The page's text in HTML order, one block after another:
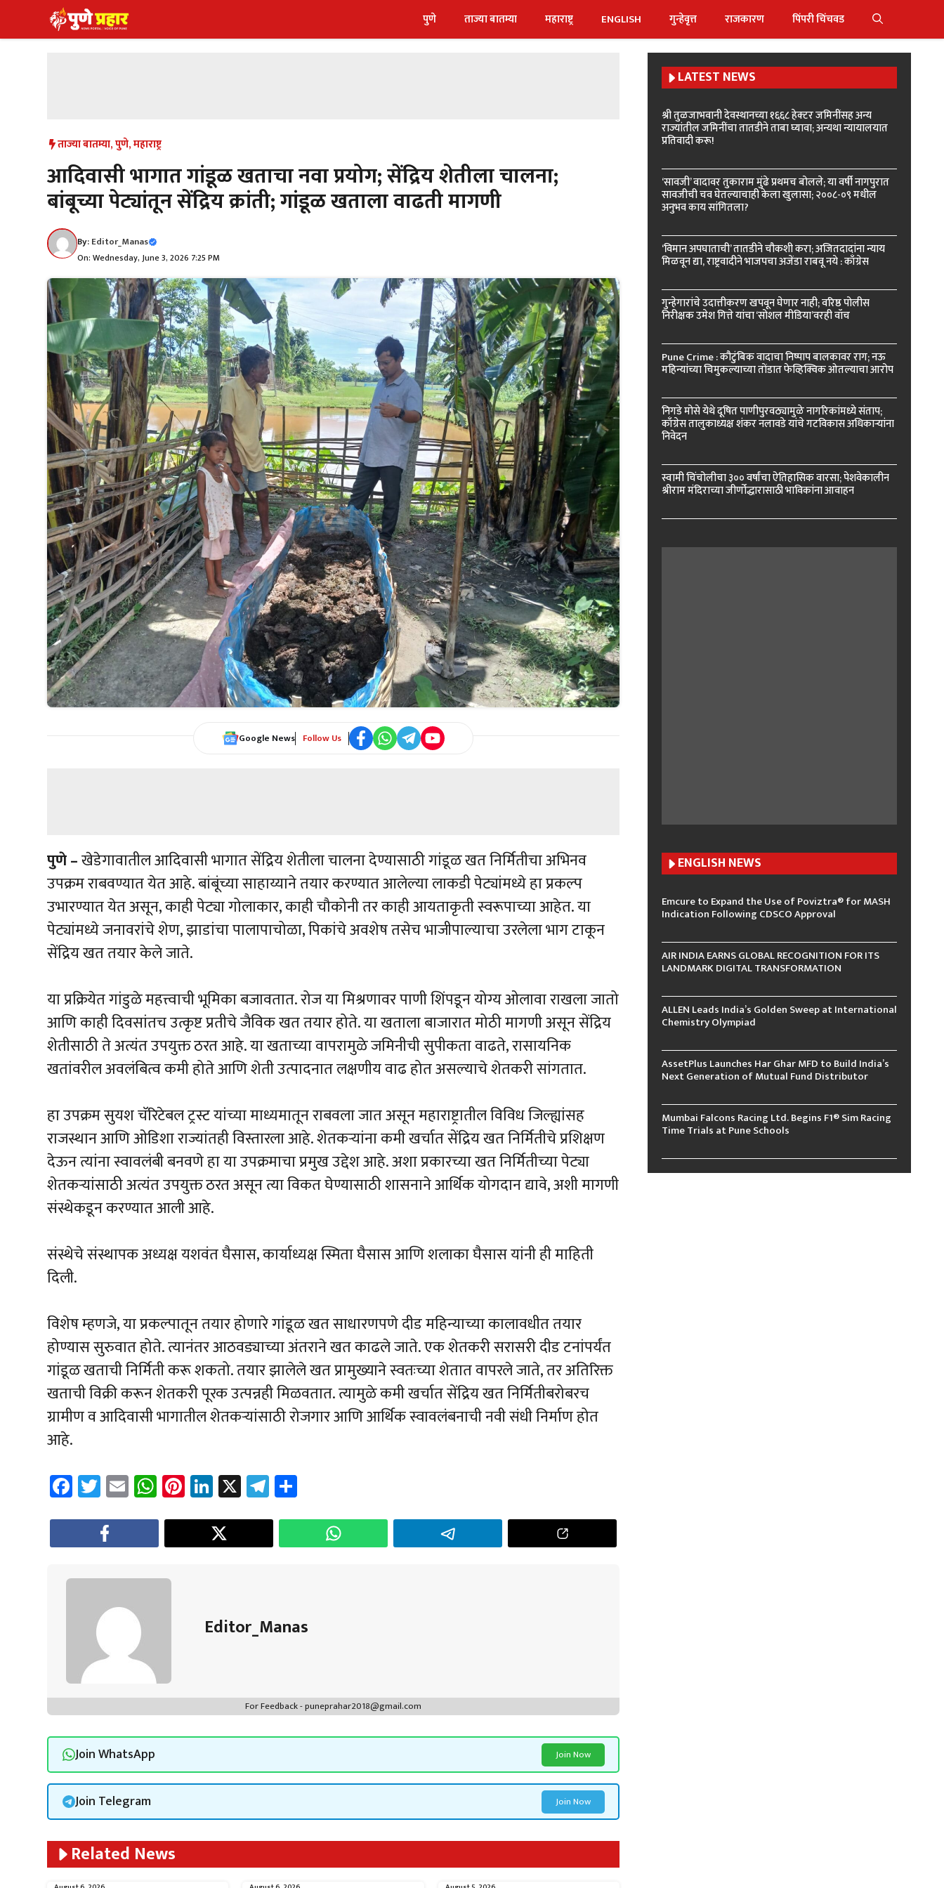
to
पुणे ताज्या बातम्या महाराष्ट्र ENGLISH गुन्हेवृत्त राजकारण पिंपरी चिंचवड
ताज्या बातम्या,पुणे,महाराष्ट्र
आदिवासी भागात गांडूळ खताचा नवा प्रयोग; सेंद्रिय शेतीला चालना;
बांबूच्या पेट्यांतून सेंद्रिय क्रांती; गांडूळ खताला वाढती मागणी
By:Editor_Manas
On: Wednesday, June 3, 2026 7:25 PM
Google News Follow Us
पुणे –खेडेगावातील आदिवासी भागात सेंद्रिय शेतीला चालना देण्यासाठी गांडूळ खत निर्मितीचा अभिनव
उपक्रम राबवण्यात येत आहे. बांबूंच्या साहाय्याने तयार करण्यात आलेल्या लाकडी पेट्यांमध्ये हा प्रकल्प
उभारण्यात येत असून, काही पेट्या गोलाकार, काही चौकोनी तर काही आयताकृती स्वरूपाच्या आहेत. या
पेट्यांमध्ये जनावरांचे शेण, झाडांचा पालापाचोळा, पिकांचे अवशेष तसेच भाजीपाल्याचा उरलेला भाग टाकून
सेंद्रिय खत तयार केले जाते.
या प्रक्रियेत गांडुळे महत्त्वाची भूमिका बजावतात. रोज या मिश्रणावर पाणी शिंपडून योग्य ओलावा राखला जातो
आणि काही दिवसांतच उत्कृष्ट प्रतीचे जैविक खत तयार होते. या खताला बाजारात मोठी मागणी असून सेंद्रिय
शेतीसाठी ते अत्यंत उपयुक्त ठरत आहे. या खताच्या वापरामुळे जमिनीची सुपीकता वाढते, रासायनिक
खतांवरील अवलंबित्व कमी होते आणि शेती उत्पादनात लक्षणीय वाढ होत असल्याचे शेतकरी सांगतात.
हा उपक्रम सुयश चॅरिटेबल ट्रस्ट यांच्या माध्यमातून राबवला जात असून महाराष्ट्रातील विविध जिल्ह्यांसह
राजस्थान आणि ओडिशा राज्यांतही विस्तारला आहे. शेतकऱ्यांना कमी खर्चात सेंद्रिय खत निर्मितीचे प्रशिक्षण
देऊन त्यांना स्वावलंबी बनवणे हा या उपक्रमाचा प्रमुख उद्देश आहे. अशा प्रकारच्या खत निर्मितीच्या पेट्या
शेतकऱ्यांसाठी अत्यंत उपयुक्त ठरत असून त्या विकत घेण्यासाठी शासनाने आर्थिक योगदान द्यावे, अशी मागणी
संस्थेकडून करण्यात आली आहे.
संस्थेचे संस्थापक अध्यक्ष यशवंत घैसास, कार्याध्यक्ष स्मिता घैसास आणि शलाका घैसास यांनी ही माहिती
दिली.
विशेष म्हणजे, या प्रकल्पातून तयार होणारे गांडूळ खत साधारणपणे दीड महिन्याच्या कालावधीत तयार
होण्यास सुरुवात होते. त्यानंतर आठवड्याच्या अंतराने खत काढले जाते. एक शेतकरी सरासरी दीड टनांपर्यंत
गांडूळ खताची निर्मिती करू शकतो. तयार झालेले खत प्रामुख्याने स्वतःच्या शेतात वापरले जाते, तर अतिरिक्त
खताची विक्री करून शेतकरी पूरक उत्पन्नही मिळवतात. त्यामुळे कमी खर्चात सेंद्रिय खत निर्मितीबरोबरच
ग्रामीण व आदिवासी भागातील शेतकऱ्यांसाठी रोजगार आणि आर्थिक स्वावलंबनाची नवी संधी निर्माण होत
आहे.
Fa
ce
b
o
ok
T
wi
tt
er
E
m
ail
W
h
at
sA
p
Pi
nt
er
es
Li
nk
e
dI
X Te
le
gr
a
e
Editor_Manas
For Feedback - puneprahar2018@gmail.com
Join WhatsApp Join Now
Join Telegram Join Now
Related News
LATEST NEWS
श्री तुळजाभवानी देवस्थानच्या १६६८ हेक्टर जमिनींसह अन्य
राज्यांतील जमिनींचा तातडीने ताबा घ्यावा; अन्यथा न्यायालयात
प्रतिवादी करू!
‘सावजी’ वादावर तुकाराम मुंढे प्रथमच बोलले; या वर्षी नागपुरात
सावजीची चव घेतल्याचाही केला खुलासा; २००८-०९ मधील
अनुभव काय सांगितला?
‘विमान अपघाताची’ तातडीने चौकशी करा; अजितदादांना न्याय
मिळवून द्या, राष्ट्रवादीने भाजपचा अजेंडा राबवू नये : काँग्रेस
गुन्हेगारांचे उदात्तीकरण खपवून घेणार नाही; वरिष्ठ पोलीस
निरीक्षक उमेश गित्ते यांचा ‘सोशल मीडिया’वरही वॉच
Pune Crime : कौटुंबिक वादाचा निष्पाप बालकावर राग; नऊ
महिन्यांच्या चिमुकल्याच्या तोंडात फेव्हिक्विक ओतल्याचा आरोप
निगडे मोसे येथे दूषित पाणीपुरवठ्यामुळे नागरिकांमध्ये संताप;
काँग्रेस तालुकाध्यक्ष शंकर नलावडे यांचे गटविकास अधिकाऱ्यांना
निवेदन
स्वामी चिंचोलीचा ३०० वर्षांचा ऐतिहासिक वारसा; पेशवेकालीन
श्रीराम मंदिराच्या जीर्णोद्धारासाठी भाविकांना आवाहन
ENGLISH NEWS
Emcure to Expand the Use of Poviztra® for MASH
Indication Following CDSCO Approval
AIR INDIA EARNS GLOBAL RECOGNITION FOR ITS
LANDMARK DIGITAL TRANSFORMATION
ALLEN Leads India’s Golden Sweep at International
Chemistry Olympiad
AssetPlus Launches Har Ghar MFD to Build India’s
Next Generation of Mutual Fund Distributor
Mumbai Falcons Racing Ltd. Begins F1® Sim Racing
Time Trials at Pune Schools